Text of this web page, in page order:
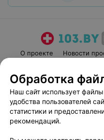
О проекте Новости
Пользовательское
Вакансии
Написать
Обработка
Наш сайт использует
удобства пользователей
статистики и
рекомендаций.